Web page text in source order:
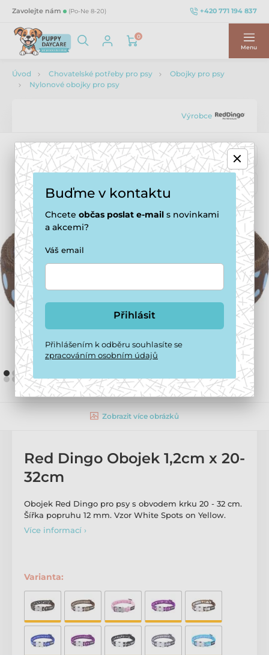
Zavolejte nám (Po-Ne 8-20) +420 771 194 837
0
Menu
Úvod Chovatelské potřeby pro psy
Obojky pro psy
Nylonové obojky pro psy
Výrobce
Zobrazit více obrázků
Red Dingo Obojek 1,2cm x 20-
32cm
Obojek Red Dingo pro psy s obvodem krku 20 - 32 cm.
Šířka popruhu 12 mm. Vzor White Spots on Yellow.
Více informací ›
Varianta:
Buďme v kontaktu
Chcete občas poslat e-mail s novinkami
a akcemi?
Váš email
Přihlásit
Přihlášením k odběru souhlasíte se
zpracováním osobním údajů